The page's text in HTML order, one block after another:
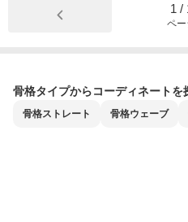
1 /
ペー
骨格タイプからコーディネートを
骨格ストレート 骨格ウェーブ